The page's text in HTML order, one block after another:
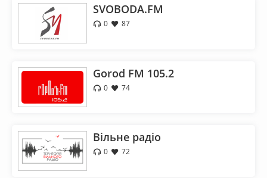
SVOBODA.FM
0 87
Gorod FM 105.2
0 74
Вільне радіо
0 72